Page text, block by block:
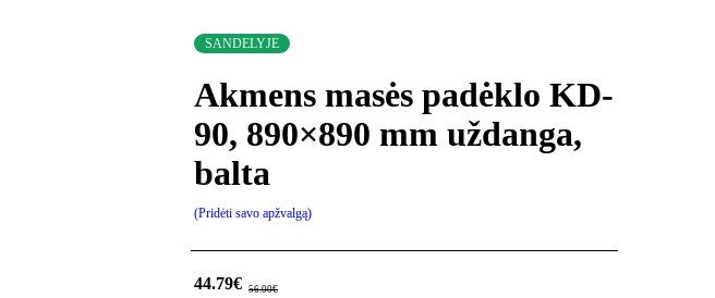
SANDELYJE
Akmens masės padėklo KD-
90, 890×890 mm uždanga,
balta
Pridėti savo apžvalgą
56.00€
44.79€